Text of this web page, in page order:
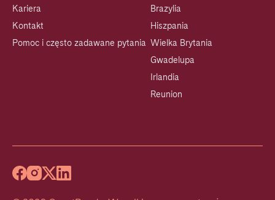
Kariera
Kontakt
Pomoc i często zadawane pytania
Brazylia
Hiszpania
Wielka Brytania
Gwadelupa
Irlandia
Reunion